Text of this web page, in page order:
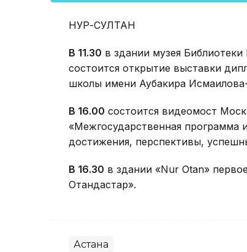
НУР-СУЛТАН
В 11.30 в здании музея
состоится открытие выставки
школы имени Аубакира
В 16.00 состоится видеомост
«Межгосударственная программа
достижения, перспективы,
В 16.30 в здании «Nur Otan»
Отандастар».
Астана